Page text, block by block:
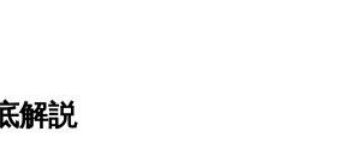
解説